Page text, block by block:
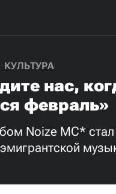
КУЛЬТУРА
нас,
февраль»
Noize MC*
Поддержите
нашу